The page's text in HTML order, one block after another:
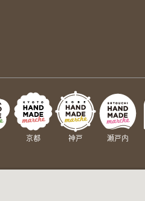
京都 神戸 瀬戸内